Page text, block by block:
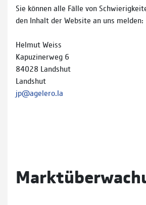
Sie können alle Fälle von
den Inhalt der Website an uns melden:
Helmut Weiss
Kapuzinerweg 6
84028 Landshut
Landshut
jp@agelero.la